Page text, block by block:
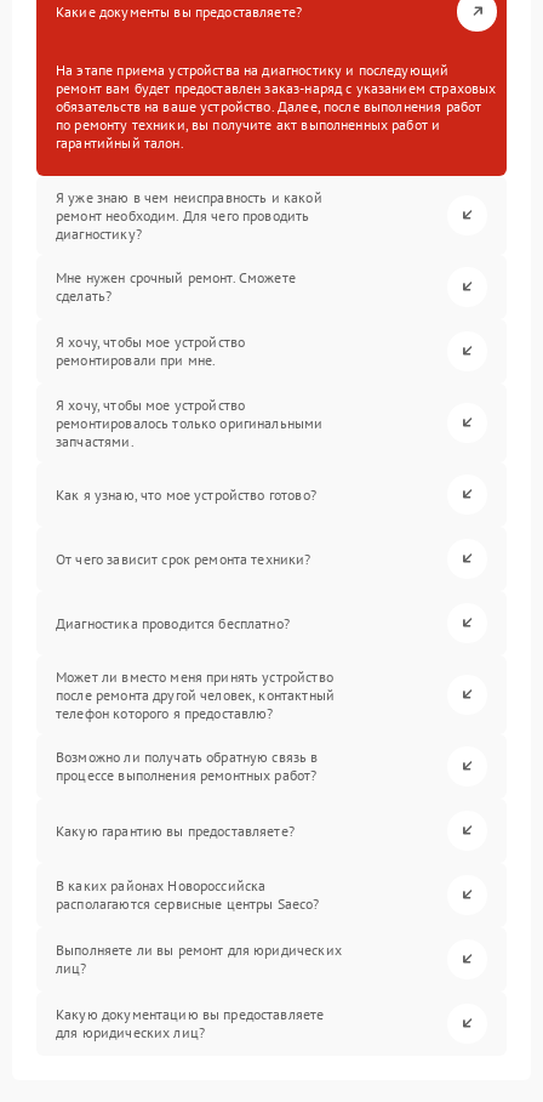
Какие документы вы предоставляете?
На этапе приема устройства на диагностику и последующий
ремонт вам будет предоставлен заказ-наряд с указанием страховых
обязательств на ваше устройство. Далее, после выполнения работ
по ремонту техники, вы получите акт выполненных работ и
гарантийный талон.
Я уже знаю в чем неисправность и какой
ремонт необходим. Для чего проводить
диагностику?
Мне нужен срочный ремонт. Сможете
сделать?
Я хочу, чтобы мое устройство
ремонтировали при мне.
Я хочу, чтобы мое устройство
ремонтировалось только оригинальными
запчастями.
Как я узнаю, что мое устройство готово?
От чего зависит срок ремонта техники?
Диагностика проводится бесплатно?
Может ли вместо меня принять устройство
после ремонта другой человек, контактный
телефон которого я предоставлю?
Возможно ли получать обратную связь в
процессе выполнения ремонтных работ?
Какую гарантию вы предоставляете?
В каких районах Новороссийска
располагаются сервисные центры Saeco?
Выполняете ли вы ремонт для юридических
лиц?
Какую документацию вы предоставляете
для юридических лиц?